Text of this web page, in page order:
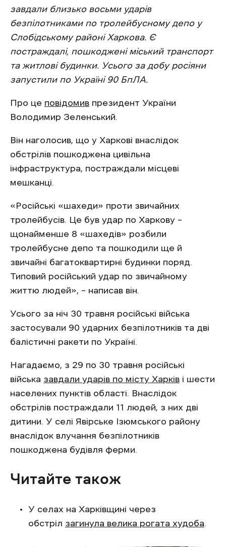
завдали близько восьми ударів
безпілотниками по тролейбусному депо у
Слобідському районі Харкова. Є
постраждалі, пошкоджені міський транспорт
та житлові будинки. Усього за добу росіяни
запустили по Україні 90 БпЛА.
Про це повідомив президент України
Володимир Зеленський.
Він наголосив, що у Харкові внаслідок
обстрілів пошкоджена цивільна
інфраструктура, постраждали місцеві
мешканці.
«Російські «шахеди» проти звичайних
тролейбусів. Це був удар по Харкову –
щонайменше 8 «шахедів» розбили
тролейбусне депо та пошкодили ще й
звичайні багатоквартирні будинки поряд.
Типовий російський удар по звичайному
життю людей», – написав він.
Усього за ніч 30 травня російські війська
застосували 90 ударних безпілотників та дві
балістичні ракети по Україні.
Нагадаємо, з 29 по 30 травня російські
війська завдали ударів по місту Харків і шести
населених пунктів області. Внаслідок
обстрілів постраждали 11 людей, з них дві
дитини. У селі Явірське Ізюмського району
внаслідок влучання безпілотників
пошкоджена будівля ферми.
Читайте також
У селах на Харківщині через
обстріл загинула велика рогата худоба.